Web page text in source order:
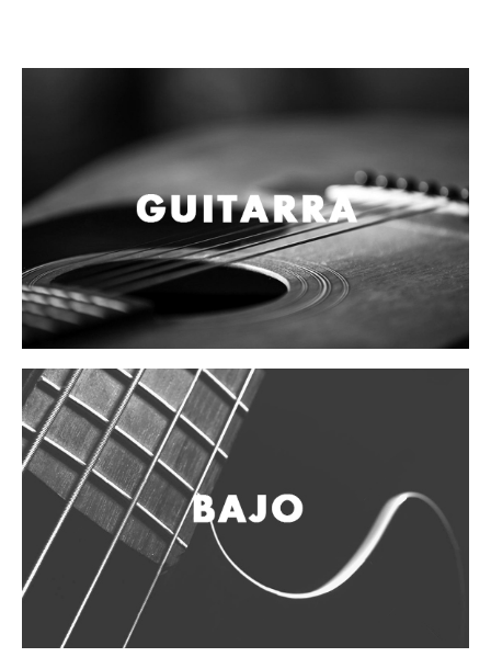
Cueros
Redoblantes
Tambores
Bombos
Multi-tenores
Platillos
Pergaminos
Liras
Guiros
Vientos
Accesorios
Micrófonos
Mano alámbrico
Instrumento alámbrico